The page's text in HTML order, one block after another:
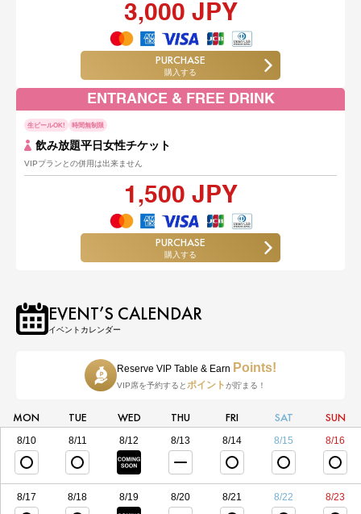
3,000 JPY
PURCHASE
購入する
ENTRANCE & FREE DRINK
生ビールOK! 時間無制限
飲み放題平日女性チケット
VIPプランとの併用は出来ません
1,500 JPY
PURCHASE
購入する
EVENT’S CALENDAR
イベントカレンダー
Reserve VIP Table & Earn Points!
VIP席を予約すると ポイント が貯まる！
MON TUE WED THU FRI SAT SUN
8/10 8/11 8/12 8/13 8/14 8/15 8/16
8/17 8/18 8/19 8/20 8/21 8/22 8/23